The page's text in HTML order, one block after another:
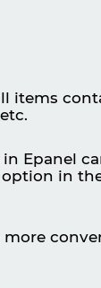
items
Epanel
in